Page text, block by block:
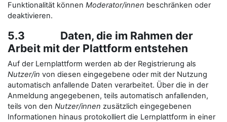
Funktionalität können Moderator/innen beschränken oder
deaktivieren.
5.3 Daten, die im Rahmen der
Arbeit mit der Plattform entstehen
Auf der Lernplattform werden ab der Registrierung als
Nutzer/in von diesen eingegebene oder mit der Nutzung
automatisch anfallende Daten verarbeitet. Über die in der
Anmeldung angegebenen, teils automatisch anfallenden,
teils von den Nutzer/innen zusätzlich eingegebenen
Informationen hinaus protokolliert die Lernplattform in einer